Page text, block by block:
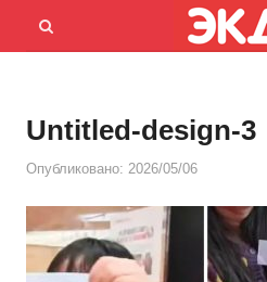
Menu
Открыть
Untitled-design-3
Опубликовано: 2026/05/06